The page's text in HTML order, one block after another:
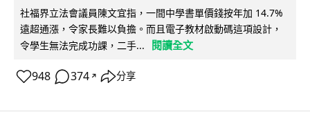
社福界立法會議員陳文宜指，一間中學書單價錢按年加 14.7%
遠超通漲，令家長難以負擔。而且電子教材啟動碼這項設計，
令學生無法完成功課，二手...
閱讀全文
948 374 ↗ 分享